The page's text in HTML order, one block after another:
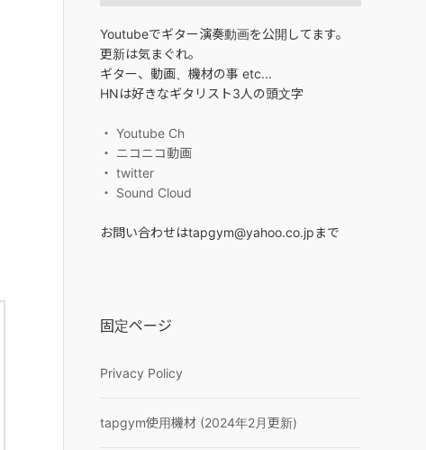
Youtubeでギター演奏動画を公開してます。
更新は気まぐれ。
ギター、動画、機材の事 etc...
HNは好きなギタリスト3人の頭文字
・ Youtube Ch
・ ニコニコ動画
・ twitter
・ Sound Cloud
お問い合わせはtapgym@yahoo.co.jpまで
固定ページ
Privacy Policy
tapgym使用機材 (2024年2月更新)